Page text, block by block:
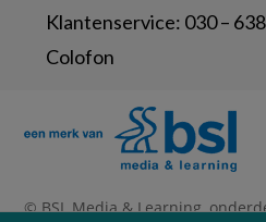
Klantenservice: 030 –
Colofon
© BSL Media & Learning,